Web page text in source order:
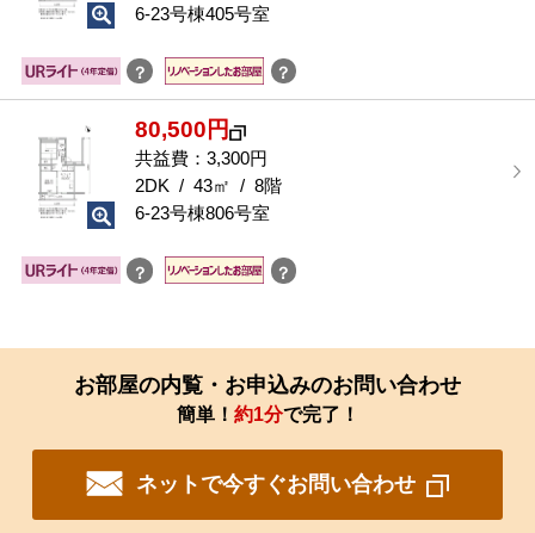
す
6-23号棟405号室
？ ？
80,500円
共益費：3,300円
2DK / 43㎡ / 8階
6-23号棟806号室
？ ？
お部屋の内覧・お申込みのお問い合わせ
簡単！ 約1分で完了！
ネットで今すぐお問い合わせ